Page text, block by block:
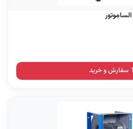
سفارش و خرید